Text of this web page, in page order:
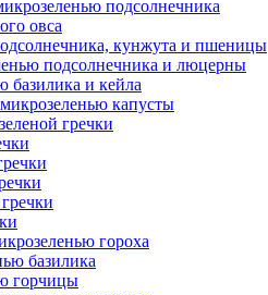
подсолнечника
овса
кунжута и пшеницы
подсолнечника и люцерны
базилика и кейла
капусты
гречки
гороха
базилика
горчицы